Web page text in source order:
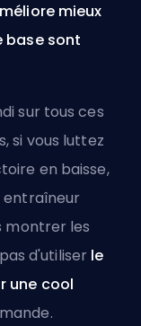
mieux
base sont
sur tous ces
si vous luttez
en baisse,
entraîneur
montrer les
d'utiliser le
une cool